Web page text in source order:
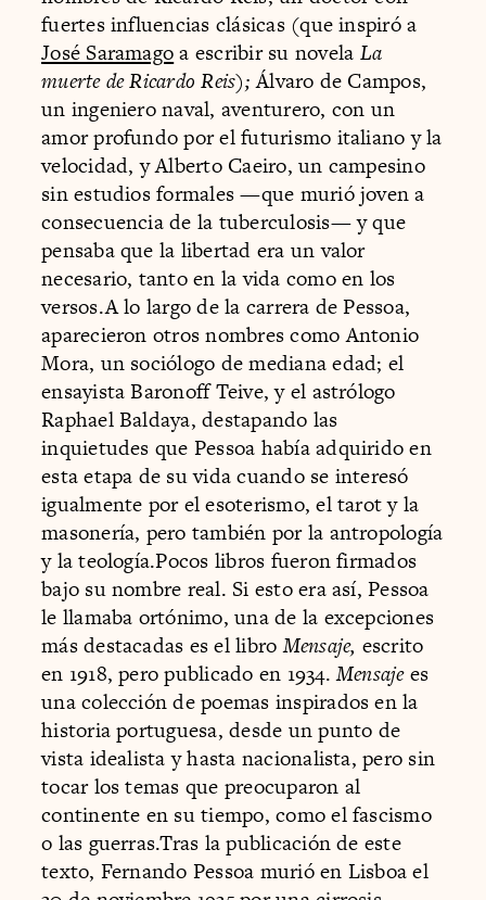
fuertes influencias clásicas (que inspiró a
José Saramagoa escribir su novela La
muerte de Ricardo Reis);Álvaro de Campos,
un ingeniero naval, aventurero, con un
amor profundo por el futurismo italiano y la
velocidad, y Alberto Caeiro, un campesino
sin estudios formales —que murió joven a
consecuencia de la tuberculosis— y que
pensaba que la libertad era un valor
necesario, tanto en la vida como en los
versos.A lo largo de la carrera de Pessoa,
aparecieron otros nombres como Antonio
Mora, un sociólogo de mediana edad; el
ensayista Baronoff Teive, y el astrólogo
Raphael Baldaya, destapando las
inquietudes que Pessoa había adquirido en
esta etapa de su vida cuando se interesó
igualmente por el esoterismo, el tarot y la
masonería, pero también por la antropología
y la teología.Pocos libros fueron firmados
bajo su nombre real. Si esto era así, Pessoa
le llamaba ortónimo, una de la excepciones
más destacadas es el libroMensaje, escrito
en 1918, pero publicado en 1934.Mensajees
una colección de poemas inspirados en la
historia portuguesa, desde un punto de
vista idealista y hasta nacionalista, pero sin
tocar los temas que preocuparon al
continente en su tiempo, como el fascismo
o las guerras.Tras la publicación de este
texto, Fernando Pessoa murió en Lisboa el